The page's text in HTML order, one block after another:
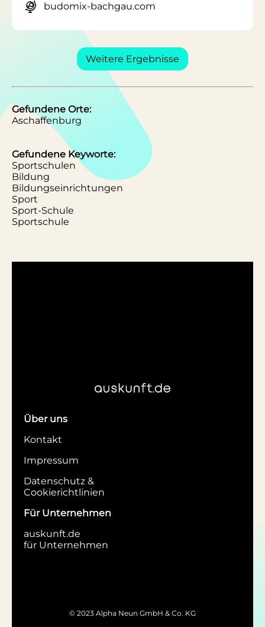
budomix-bachgau.com
Weitere Ergebnisse
Gefundene Orte:
Aschaffenburg
Gefundene Keyworte:
Sportschulen
Bildung
Bildungseinrichtungen
Sport
Sport-Schule
Sportschule
Über uns
Kontakt
Impressum
Datenschutz &
Cookierichtlinien
Für Unternehmen
auskunft.de
für Unternehmen
© 2023 Alpha Neun GmbH & Co. KG